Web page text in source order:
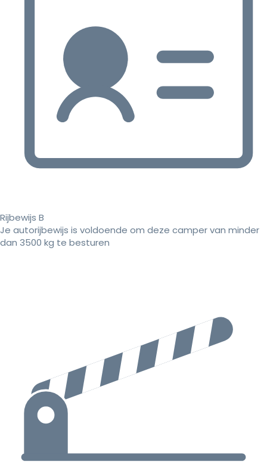
Rijbewijs B
Je autorijbewijs is voldoende om deze camper van minder
dan 3500 kg te besturen